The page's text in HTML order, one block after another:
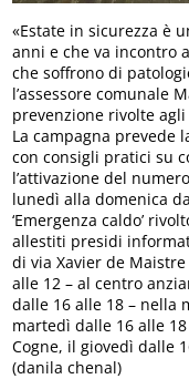
«Estate in sicurezza è
anni e che va incontro
che soffrono di
l’assessore comunale
prevenzione rivolte
La campagna
con consigli pratici su
l’attivazione del
lunedì alla domenica
‘Emergenza caldo’
allestiti presidi
di via Xavier de
alle 12 – al centro
dalle 16 alle 18 – nella
martedì dalle 16 alle
Cogne, il giovedì dalle
(danila chenal)